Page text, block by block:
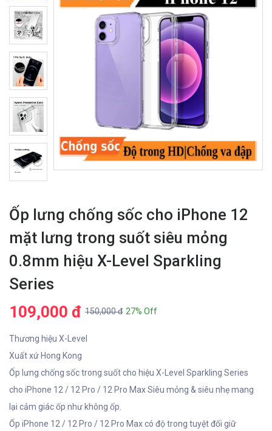
Ốp lưng chống sốc cho iPhone 12
mặt lưng trong suốt siêu mỏng
0.8mm hiệu X-Level Sparkling
Series
109,000 đ 150,000 đ 27% Off
Thương hiệu X-Level
Xuất xứ Hong Kong
Ốp lưng chống sốc trong suốt cho hiệu X-Level Sparkling Series
cho iPhone 12 / 12 Pro / 12 Pro Max Siêu mỏng & siêu nhẹ mang
lại cảm giác ốp như không ốp.
Ốp iPhone 12 / 12 Pro / 12 Pro Max có độ trong tuyệt đối giữ